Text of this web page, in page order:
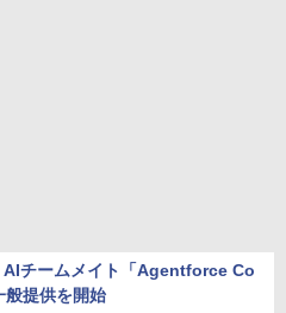
チームメイト「Agentforce Co
提供を開始